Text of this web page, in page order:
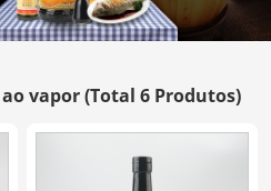
vapor(Total 6 Produtos)